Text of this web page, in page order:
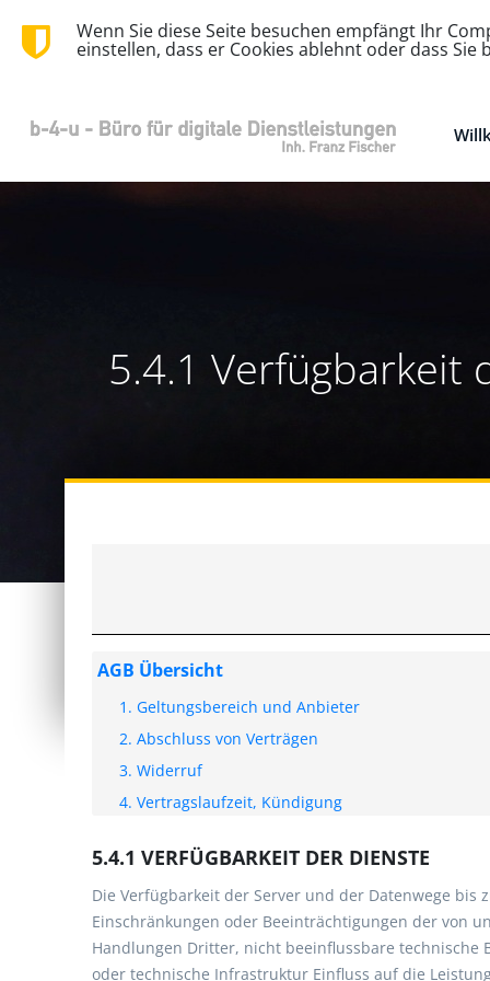
Wenn Sie diese Seite besuchen empfängt Ihr
einstellen, dass er Cookies ablehnt oder dass
5.4.1 Verfügbarkeit
AGB Übersicht
1. Geltungsbereich und Anbieter
2. Abschluss von Verträgen
3. Widerruf
4. Vertragslaufzeit, Kündigung
5.1 Wesentliche Eigenschaften der Dienste,
5.2 Leistungserbringung
5.3 Sonderbedingungen für Webhosting
5.4 Sonderbedingungen für Domains
5.4.1 VERFÜGBARKEIT DER DIENSTE
Die Verfügbarkeit der Server und der Datenwege bis
Einschränkungen oder Beeinträchtigungen der von
Handlungen Dritter, nicht beeinflussbare technische
oder technische Infrastruktur Einfluss auf die